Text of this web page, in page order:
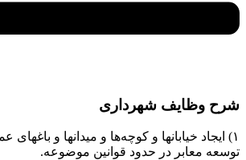
شرح وظایف شهرداری
۱) ایجاد خیابانها و کوچه‌ها و میدانها و
توسعه معابر در حدود قوانین موضوعه.